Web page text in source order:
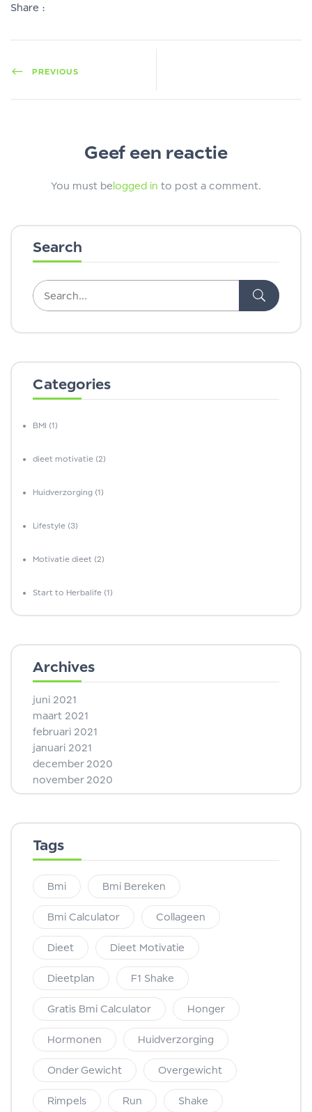
Search
Categories
BMI (1)
dieet motivatie (2)
Huidverzorging (1)
Lifestyle (3)
Motivatie dieet (2)
Start to Herbalife (1)
Archives
juni 2021
maart 2021
februari 2021
januari 2021
december 2020
november 2020
Tags
Bmi Bmi Bereken
Bmi Calculator Collageen
Dieet Dieet Motivatie
Dieetplan F1 Shake
Gratis Bmi Calculator Honger
Hormonen Huidverzorging
Onder Gewicht Overgewicht
Rimpels Run Shake
Share :
PREVIOUS
Geef een reactie
You must belogged in to post a comment.